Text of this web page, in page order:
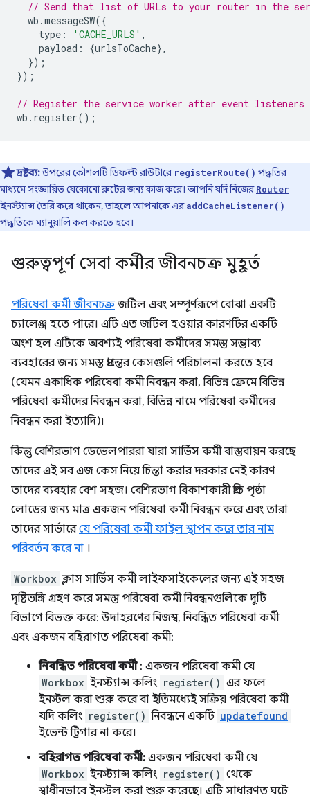
// Send that list of URLs to your router in the
wb .messageSW({
type : 'CACHE_URLS' ,
payload : {urlsToCache},
});
});
// Register the service worker after event listeners
wb . register();
দ্রষ্টব্য:উপরের কৌশলটি ডিফল্ট রাউটারে registerRoute() পদ্ধতির
মাধ্যমে সংজ্ঞায়িত যেকোনো রুটের জন্য কাজ করে। আপনি যদি নিজেরRouter
ইনস্ট্যান্স তৈরি করে থাকেন, তাহলে আপনাকে এরaddCacheListener()
পদ্ধতিকে ম্যানুয়ালি কল করতে হবে।
গুরুত্বপূর্ণ সেবা কর্মীর জীবনচক্র মুহূর্ত
পরিষেবা কর্মী জীবনচক্রজটিল এবং সম্পূর্ণরূপে বোঝা একটি
চ্যালেঞ্জ হতে পারে। এটি এত জটিল হওয়ার কারণটির একটি
অংশ হল এটিকে অবশ্যই পরিষেবা কর্মীদের সমস্ত সম্ভাব্য
ব্যবহারের জন্য সমস্ত প্রান্তের কেসগুলি পরিচালনা করতে হবে
(যেমন একাধিক পরিষেবা কর্মী নিবন্ধন করা, বিভিন্ন ফ্রেমে বিভিন্ন
পরিষেবা কর্মীদের নিবন্ধন করা, বিভিন্ন নামে পরিষেবা কর্মীদের
নিবন্ধন করা ইত্যাদি)৷
কিন্তু বেশিরভাগ ডেভেলপাররা যারা সার্ভিস কর্মী বাস্তবায়ন করছে
তাদের এই সব এজ কেস নিয়ে চিন্তা করার দরকার নেই কারণ
তাদের ব্যবহার বেশ সহজ। বেশিরভাগ বিকাশকারী প্রতি পৃষ্ঠা
লোডের জন্য মাত্র একজন পরিষেবা কর্মী নিবন্ধন করে এবং তারা
তাদের সার্ভারেযে পরিষেবা কর্মী ফাইল স্থাপন করে তার নাম
পরিবর্তন করে না ।
Workbox ক্লাস সার্ভিস কর্মী লাইফসাইকেলের জন্য এই সহজ
দৃষ্টিভঙ্গি গ্রহণ করে সমস্ত পরিষেবা কর্মী নিবন্ধনগুলিকে দুটি
বিভাগে বিভক্ত করে: উদাহরণের নিজস্ব, নিবন্ধিত পরিষেবা কর্মী
এবং একজন বহিরাগত পরিষেবা কর্মী:
নিবন্ধিত পরিষেবা কর্মী: একজন পরিষেবা কর্মী যে
Workbox ইনস্ট্যান্স কলিং register() এর ফলে
ইনস্টল করা শুরু করে বা ইতিমধ্যেই সক্রিয় পরিষেবা কর্মী
যদি কলিং register() নিবন্ধনে একটি updatefound
ইভেন্ট ট্রিগার না করে।
বহিরাগত পরিষেবা কর্মী: একজন পরিষেবা কর্মী যে
Workbox ইনস্ট্যান্স কলিং register() থেকে
স্বাধীনভাবে ইনস্টল করা শুরু করেছে। এটি সাধারণত ঘটে